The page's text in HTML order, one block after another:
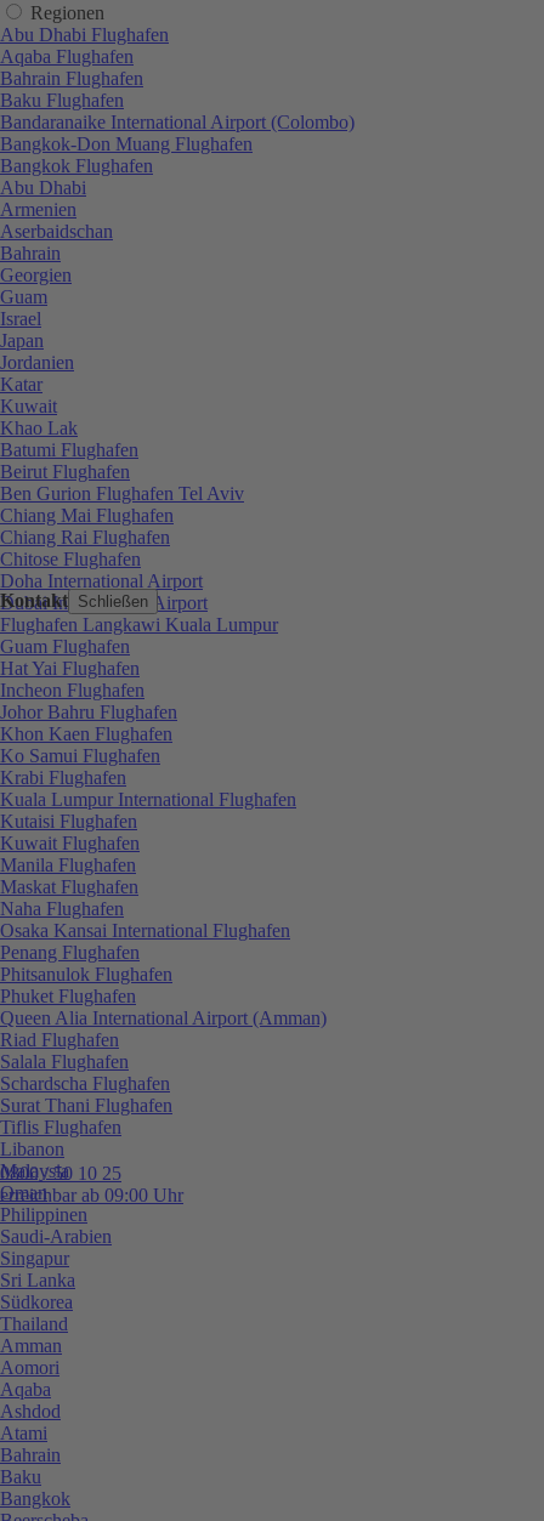
Kontakt Schließen
0800 / 50 10 25
erreichbar ab 09:00 Uhr
Regionen
Abu Dhabi Flughafen
Aqaba Flughafen
Bahrain Flughafen
Baku Flughafen
Bandaranaike International Airport (Colombo)
Bangkok-Don Muang Flughafen
Bangkok Flughafen
Abu Dhabi
Armenien
Aserbaidschan
Bahrain
Georgien
Guam
Israel
Japan
Jordanien
Katar
Kuwait
Khao Lak
Batumi Flughafen
Beirut Flughafen
Ben Gurion Flughafen Tel Aviv
Chiang Mai Flughafen
Chiang Rai Flughafen
Chitose Flughafen
Doha International Airport
Dubai International Airport
Flughafen Langkawi Kuala Lumpur
Guam Flughafen
Hat Yai Flughafen
Incheon Flughafen
Johor Bahru Flughafen
Khon Kaen Flughafen
Ko Samui Flughafen
Krabi Flughafen
Kuala Lumpur International Flughafen
Kutaisi Flughafen
Kuwait Flughafen
Manila Flughafen
Maskat Flughafen
Naha Flughafen
Osaka Kansai International Flughafen
Penang Flughafen
Phitsanulok Flughafen
Phuket Flughafen
Queen Alia International Airport (Amman)
Riad Flughafen
Salala Flughafen
Schardscha Flughafen
Surat Thani Flughafen
Tiflis Flughafen
Libanon
Malaysia
Oman
Philippinen
Saudi-Arabien
Singapur
Sri Lanka
Südkorea
Thailand
Amman
Aomori
Aqaba
Ashdod
Atami
Bahrain
Baku
Bangkok